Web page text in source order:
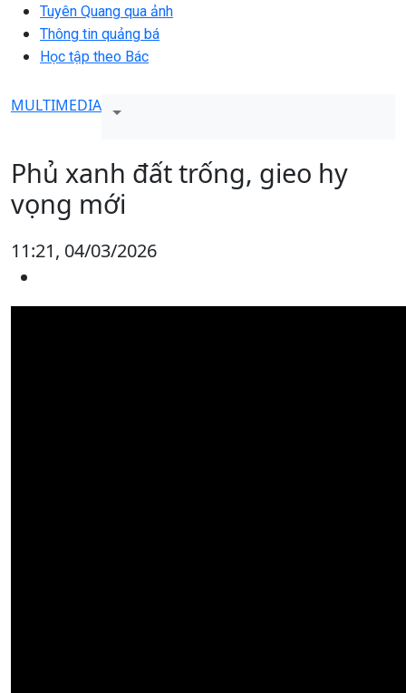
Tuyên Quang qua ảnh
Thông tin quảng bá
Học tập theo Bác
MULTIMEDIA
Phủ xanh đất trống, gieo hy
vọng mới
11:21, 04/03/2026